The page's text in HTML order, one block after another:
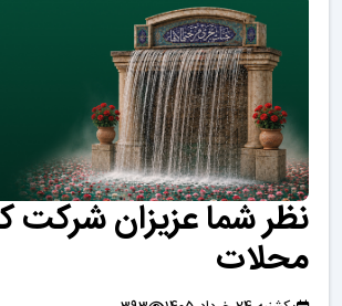
نظر شما عزیزان شرکت
محلات